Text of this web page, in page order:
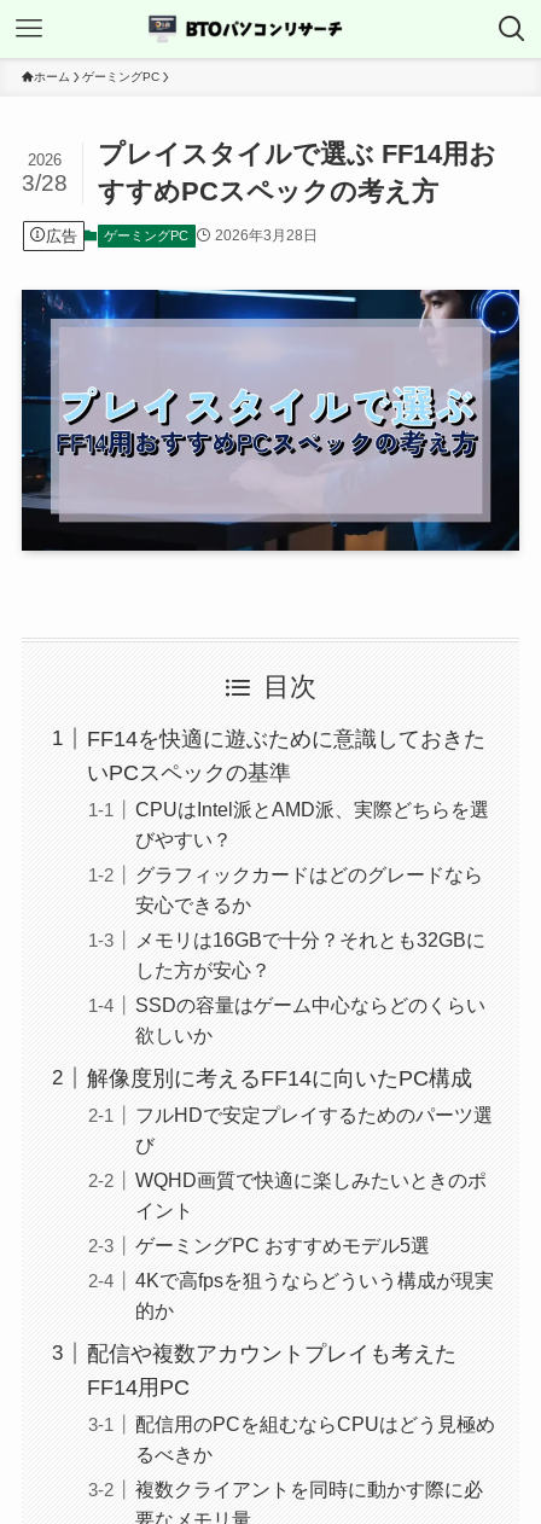
ホーム ゲーミングPC
プレイスタイルで選ぶ FF14用お
すすめPCスペックの考え方
2026
3/28
広告 ゲーミングPC 2026年3月28日
目次
FF14を快適に遊ぶために意識しておきた
いPCスペックの基準
CPUはIntel派とAMD派、実際どちらを選
びやすい？
グラフィックカードはどのグレードなら
安心できるか
メモリは16GBで十分？それとも32GBに
した方が安心？
SSDの容量はゲーム中心ならどのくらい
欲しいか
解像度別に考えるFF14に向いたPC構成
フルHDで安定プレイするためのパーツ選
び
WQHD画質で快適に楽しみたいときのポ
イント
ゲーミングPC おすすめモデル5選
4Kで高fpsを狙うならどういう構成が現実
的か
配信や複数アカウントプレイも考えた
FF14用PC
配信用のPCを組むならCPUはどう見極め
るべきか
複数クライアントを同時に動かす際に必
要なメモリ量